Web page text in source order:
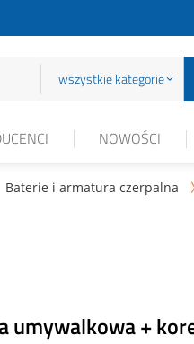
wszystkie kategorie
NOWOŚCI
Baterie i armatura czerpalna 
umywalkowa +